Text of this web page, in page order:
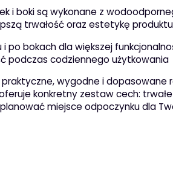
i boki są wykonane z
trwałość oraz estetykę
i po bokach dla większej
podczas codziennego użytkowania
wygodne i dopasowane
konkretny zestaw cech:
miejsce odpoczynku dla